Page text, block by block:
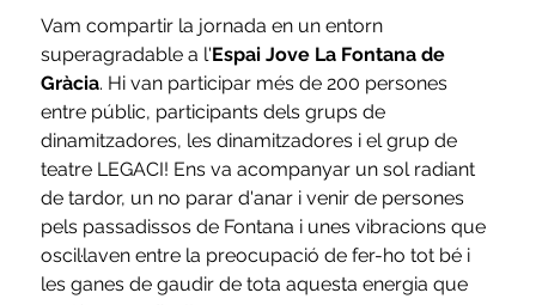
Vam compartir la jornada en un entorn
superagradable a l'Espai Jove La Fontana de
Gràcia. Hi van participar més de 200 persones
entre públic, participants dels grups de
dinamitzadores, les dinamitzadores i el grup de
teatre LEGACI! Ens va acompanyar un sol radiant
de tardor, un no parar d'anar i venir de persones
pels passadissos de Fontana i unes vibracions que
oscil·laven entre la preocupació de fer-ho tot bé i
les ganes de gaudir de tota aquesta energia que